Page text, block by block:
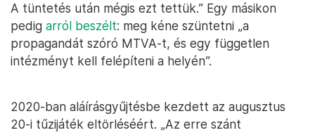
A tüntetés után mégis ezt tettük.” Egy másikon
pedig arról beszélt: meg kéne szüntetni „a
propagandát szóró MTVA-t, és egy független
intézményt kell felépíteni a helyén”.
2020-ban aláírásgyűjtésbe kezdett az augusztus
20-i tűzijáték eltörléséért. „Az erre szánt